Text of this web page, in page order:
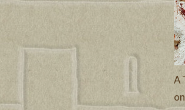
A